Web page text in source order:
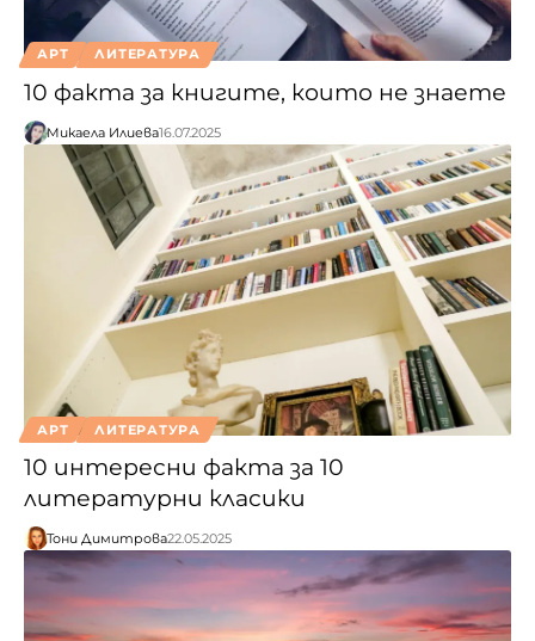
АРТ ЛИТЕРАТУРА
10 факта за книгите, които не знаете
Микаела Илиева16.07.2025
АРТ ЛИТЕРАТУРА
10 интересни факта за 10
литературни класики
Тони Димитрова22.05.2025